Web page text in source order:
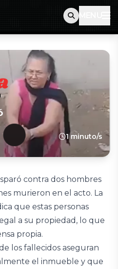
MENU
1 minuto/s
contra dos hombres
murieron en el acto. La
que estas personas
a su propiedad, lo que
propia.
los fallecidos aseguran
el inmueble y que